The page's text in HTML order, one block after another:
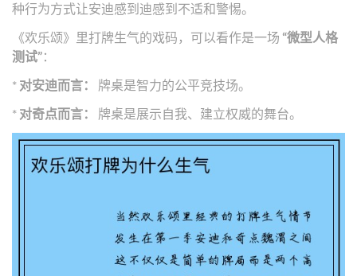
种行为方式让安迪感到迪感到不适和警惕。
《欢乐颂》里打牌生气的戏码，可以看作是一场 “微型人格
测试”：
* 对安迪而言：
牌桌是智力的公平竞技场。
* 对奇点而言： 牌桌是展示自我、建立权威的舞台。